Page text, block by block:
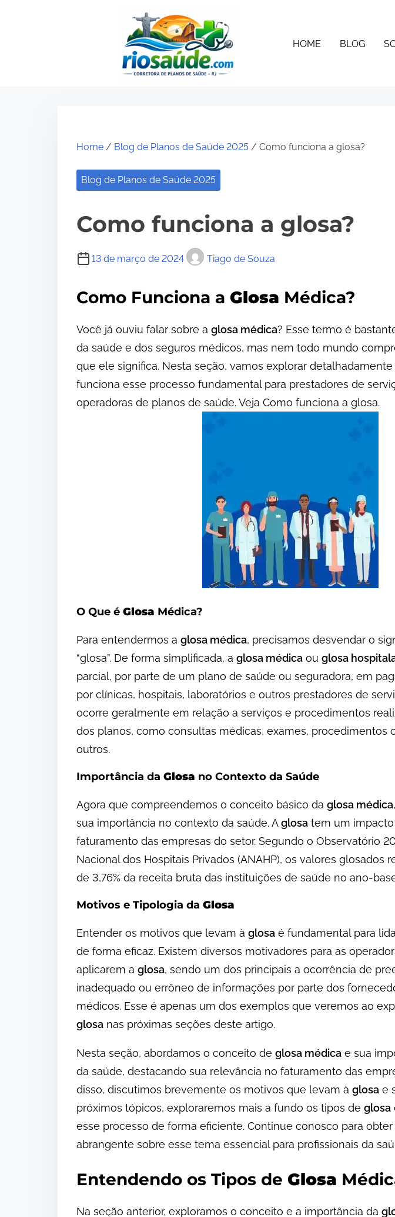
HOME BLOG
Home / Blog de Planos de Saúde 2025 / Como funciona a glosa?
Blog de Planos de Saúde 2025
Como funciona a glosa?
13 de março de 2024 Tiago de Souza
Como Funciona a Glosa Médica?
Você já ouviu falar sobre a glosa médica? Esse termo é
da saúde e dos seguros médicos, mas nem todo mundo
que ele significa. Nesta seção, vamos explorar
funciona esse processo fundamental para prestadores de
operadoras de planos de saúde. Veja Como funciona a glosa.
O Que é Glosa Médica?
Para entendermos a glosa médica, precisamos desvendar o
“glosa”. De forma simplificada, a glosa médica ou glosa
parcial, por parte de um plano de saúde ou seguradora, em
por clínicas, hospitais, laboratórios e outros prestadores de
ocorre geralmente em relação a serviços e procedimentos
dos planos, como consultas médicas, exames, procedimentos
outros.
Importância da Glosa no Contexto da Saúde
Agora que compreendemos o conceito básico da glosa médica
sua importância no contexto da saúde. Aglosa tem um
faturamento das empresas do setor. Segundo o Observatório
Nacional dos Hospitais Privados (ANAHP), os valores glosados
de 3,76% da receita bruta das instituições de saúde no ano-
Motivos e Tipologia da Glosa
Entender os motivos que levam à glosa é fundamental para
de forma eficaz. Existem diversos motivadores para as
aplicarem a glosa, sendo um dos principais a ocorrência de
inadequado ou errôneo de informações por parte dos
médicos. Esse é apenas um dos exemplos que veremos ao
glosa nas próximas seções deste artigo.
Nesta seção, abordamos o conceito de glosa médica e sua
da saúde, destacando sua relevância no faturamento das
disso, discutimos brevemente os motivos que levam à glosa e
próximos tópicos, exploraremos mais a fundo os tipos de glosa
esse processo de forma eficiente. Continue conosco para
abrangente sobre esse tema essencial para profissionais da
Entendendo os Tipos de Glosa
Na seção anterior, exploramos o conceito e a importância da